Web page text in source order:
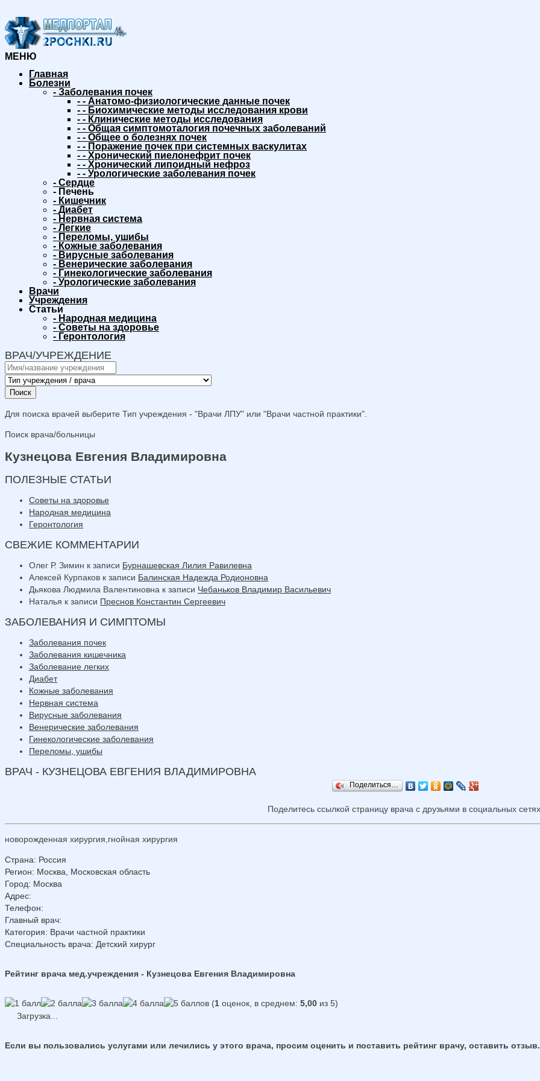
МЕНЮ
Главная
Болезни
- Заболевания почек
- - Анатомо-физиологические данные почек
- - Биохимические методы исследования крови
- - Клинические методы исследования
- - Общая симптомоталогия почечных заболеваний
- - Общее о болезнях почек
- - Поражение почек при системных васкулитах
- - Хронический пиелонефрит почек
- - Хронический липоидный нефроз
- - Урологические заболевания почек
- Сердце
- Печень
- Кишечник
- Диабет
- Нервная система
- Легкие
- Переломы, ушибы
- Кожные заболевания
- Вирусные заболевания
- Венерические заболевания
- Гинекологические заболевания
- Урологические заболевания
Врачи
Учреждения
Статьи
- Народная медицина
- Советы на здоровье
- Геронтология
ВРАЧ/УЧРЕЖДЕНИЕ
Поиск
Для поиска врачей выберите Тип учреждения - "Врачи ЛПУ" или "Врачи частной практики".
Поиск врача/больницы
Кузнецова Евгения Владимировна
ПОЛЕЗНЫЕ СТАТЬИ
Советы на здоровье
Народная медицина
Геронтология
СВЕЖИЕ КОММЕНТАРИИ
Олег Р. Зимин к записи Бурнашевская Лилия Равилевна
Алексей Курпаков к записи Балинская Надежда Родионовна
Дьякова Людмила Валентиновна к записи Чебаньков Владимир Васильевич
Наталья к записи Преснов Константин Сергеевич
ЗАБОЛЕВАНИЯ И СИМПТОМЫ
Заболевания почек
Заболевания кишечника
Заболевание легких
Диабет
Кожные заболевания
Нервная система
Вирусные заболевания
Венерические заболевания
Гинекологические заболевания
Переломы, ушибы
ВРАЧ - КУЗНЕЦОВА ЕВГЕНИЯ ВЛАДИМИРОВНА
Поделиться…
Поделитесь ссылкой страницу врача с друзьями в социальных
новорожденная хирургия,гнойная хирургия
Страна: Россия
Регион: Москва, Московская область
Город: Москва
Адрес:
Телефон:
Главный врач:
Категория: Врачи частной практики
Специальность врача: Детский хирург
Рейтинг врача мед.учреждения - Кузнецова Евгения Владимировна
(1 оценок, в среднем: 5,00 из 5)
Загрузка...
Если вы пользовались услугами или лечились у этого врача, просим оценить и поставить рейтинг врачу, оставить отзыв.